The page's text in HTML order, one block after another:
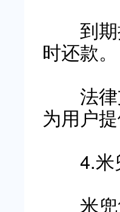
到期
时还款。
法律
为用户
4.米
米兜